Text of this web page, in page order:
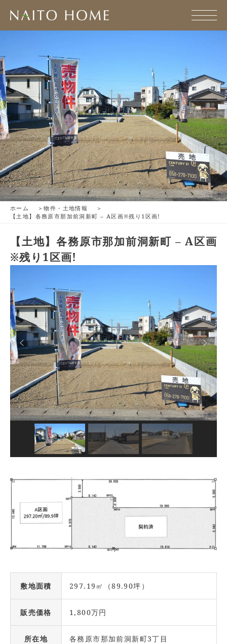
ホーム
物件・土地情報
【土地】各務原市那加前洞新町 – A区画※残り1区画!
【土地】各務原市那加前洞新町 – A区画
※残り1区画!
敷地面積 297.19㎡（89.90坪）
販売価格 1,800万円
所在地 各務原市那加前洞新町3丁目